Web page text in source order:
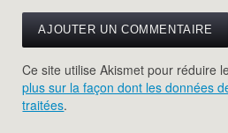
Ce site utilise Akismet pour réduire
plus sur la façon dont les données
traitées.